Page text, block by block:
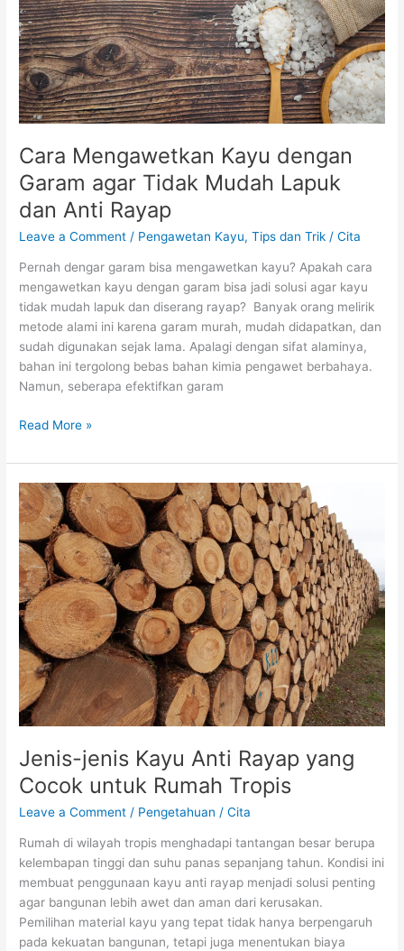
Cara Mengawetkan Kayu dengan
Garam agar Tidak Mudah Lapuk
dan Anti Rayap
Leave a Comment / Pengawetan Kayu,Tips dan Trik /Cita
Pernah dengar garam bisa mengawetkan kayu? Apakah cara
mengawetkan kayu dengan garam bisa jadi solusi agar kayu
tidak mudah lapuk dan diserang rayap? Banyak orang melirik
metode alami ini karena garam murah, mudah didapatkan, dan
sudah digunakan sejak lama. Apalagi dengan sifat alaminya,
bahan ini tergolong bebas bahan kimia pengawet berbahaya.
Namun, seberapa efektifkan garam
Tidak
Mudah
Lapuk
dan
Anti
Rayap
Read More »
Jenis-jenis Kayu Anti Rayap yang
Cocok untuk Rumah Tropis
Leave a Comment / Pengetahuan /Cita
Rumah di wilayah tropis menghadapi tantangan besar berupa
kelembapan tinggi dan suhu panas sepanjang tahun. Kondisi ini
membuat penggunaan kayu anti rayap menjadi solusi penting
agar bangunan lebih awet dan aman dari kerusakan.
Pemilihan material kayu yang tepat tidak hanya berpengaruh
pada kekuatan bangunan, tetapi juga menentukan biaya
Jenis-
jenis
Kayu
Anti
Rayap
yang
Cocok
untuk
Rumah
Tropis